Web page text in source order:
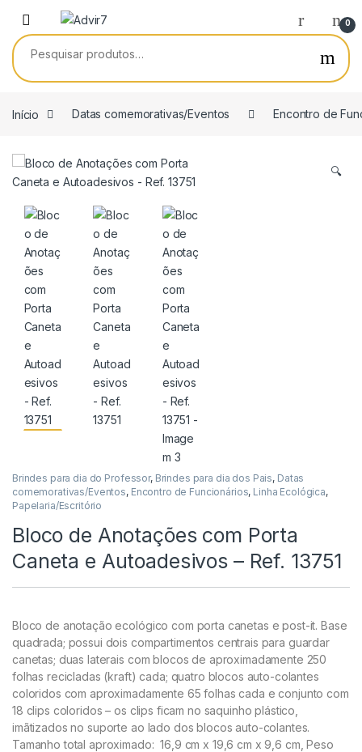
Skip to navigation
Skip to content
0
Pesquisar por:
Início Datas comemorativas/Eventos Encontro de
🔍
Brindes para dia do Professor, Brindes para dia dos Pais, Datas
comemorativas/Eventos, Encontro de Funcionários, Linha Ecológica,
Papelaria/Escritório
Bloco de Anotações com Porta
Caneta e Autoadesivos – Ref. 13751
Bloco de anotação ecológico com porta canetas e post-it. Base
quadrada; possui dois compartimentos centrais para guardar
canetas; duas laterais com blocos de aproximadamente 250
folhas recicladas (kraft) cada; quatro blocos auto-colantes
coloridos com aproximadamente 65 folhas cada e conjunto com
18 clips coloridos – os clips ficam no saquinho plástico,
imãtizados no suporte ao lado dos blocos auto-colantes.
Tamanho total aproximado: 16,9 cm x 19,6 cm x 9,6 cm,Peso